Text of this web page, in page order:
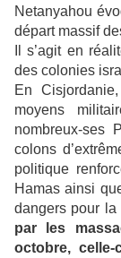
Netanyahou
départ massif
Il s’agit en
des colonies
En
moyens
nombreux-ses
colons
politique
Hamas ainsi
dangers pour
par les
octobre, celle-